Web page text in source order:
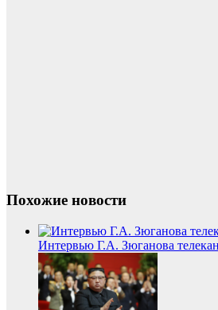
Похожие новости
Интервью Г.А. Зюганова